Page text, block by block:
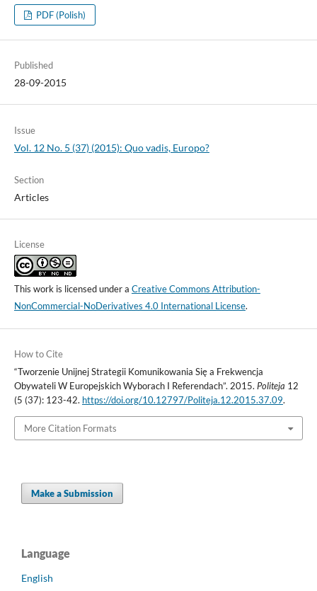
PDF (Polish)
Published
28-09-2015
Issue
Vol. 12 No. 5 (37) (2015): Quo vadis, Europo?
Section
Articles
License
This work is licensed under a Creative Commons Attribution-
NonCommercial-NoDerivatives 4.0 International License.
How to Cite
“Tworzenie Unijnej Strategii Komunikowania Się a Frekwencja
Obywateli W Europejskich Wyborach I Referendach”. 2015. Politeja 12
(5 (37): 123-42. https://doi.org/10.12797/Politeja.12.2015.37.09.
More Citation Formats
Make a Submission
Language
English